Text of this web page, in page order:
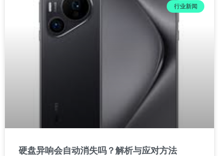
行业新闻
硬盘异响会自动消失吗？解析与应对方法